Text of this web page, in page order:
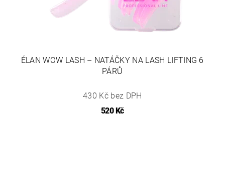
ÉLAN WOW LASH – NATÁČKY NA LASH LIFTING 6
PÁRŮ
430 Kč bez DPH
520 Kč